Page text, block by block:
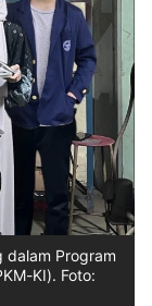
dalam Program
KI). Foto: